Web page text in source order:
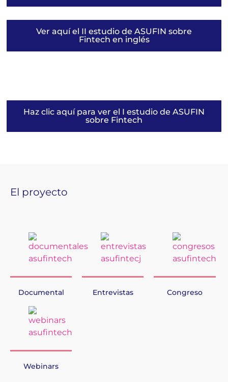
Ver aquí el II estudio de ASUFIN sobre
Fintech en inglés
Haz clic aquí para ver el I estudio de ASUFIN
sobre Fintech
El proyecto
Documental Entrevistas Congreso
Webinars